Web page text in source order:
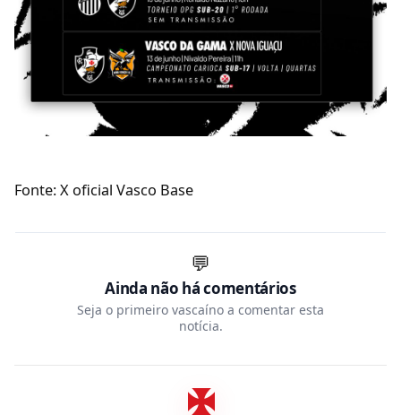
Fonte: X oficial Vasco Base
💬
Ainda não há comentários
Seja o primeiro vascaíno a comentar esta
notícia.